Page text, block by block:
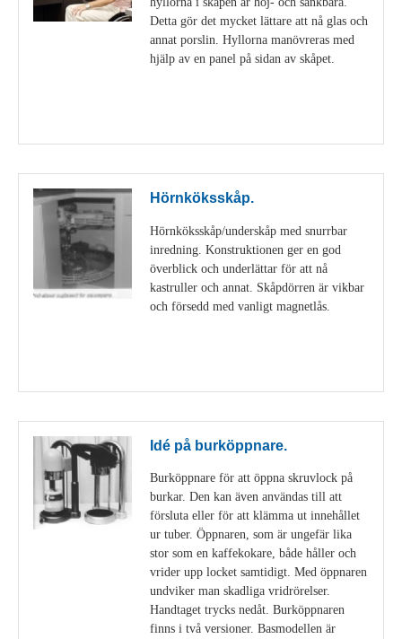
Detta gör det mycket lättare att nå glas och
annat porslin. Hyllorna manövreras med
hjälp av en panel på sidan av skåpet.
Hörnköksskåp.
Hörnköksskåp/underskåp med snurrbar
inredning. Konstruktionen ger en god
överblick och underlättar för att nå
kastruller och annat. Skåpdörren är vikbar
och försedd med vanligt magnetlås.
Idé på burköppnare.
Burköppnare för att öppna skruvlock på
burkar. Den kan även användas till att
försluta eller för att klämma ut innehållet
ur tuber. Öppnaren, som är ungefär lika
stor som en kaffekokare, både håller och
vrider upp locket samtidigt. Med öppnaren
undviker man skadliga vridrörelser.
Handtaget trycks nedåt. Burköppnaren
finns i två versioner. Basmodellen är